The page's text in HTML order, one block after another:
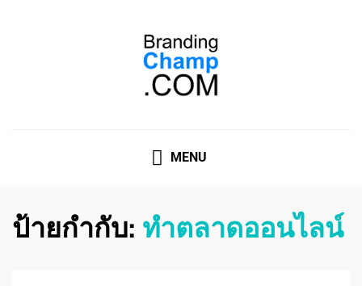
MENU
ป้ายกำกับ: ทำตลาดออนไลน์